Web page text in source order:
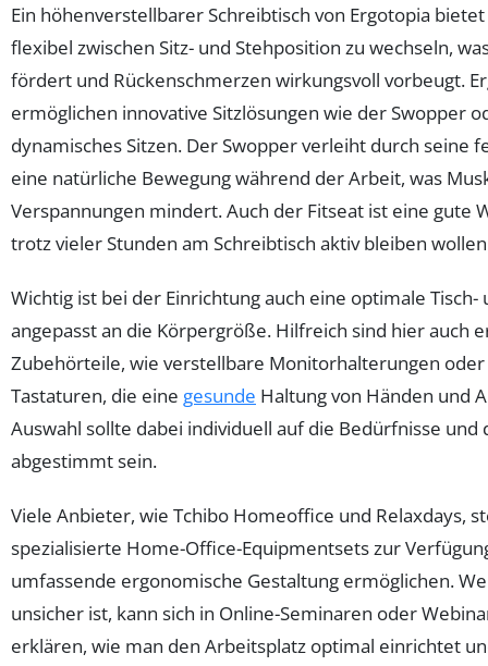
Ein höhenverstellbarer Schreibtisch von Ergotopia
flexibel zwischen Sitz- und Stehposition zu wechseln,
fördert und Rückenschmerzen wirkungsvoll vorbeugt.
ermöglichen innovative Sitzlösungen wie der Swopper
dynamisches Sitzen. Der Swopper verleiht durch seine
eine natürliche Bewegung während der Arbeit, was
Verspannungen mindert. Auch der Fitseat ist eine gute
trotz vieler Stunden am Schreibtisch aktiv bleiben
Wichtig ist bei der Einrichtung auch eine optimale
angepasst an die Körpergröße. Hilfreich sind hier auch
Zubehörteile, wie verstellbare Monitorhalterungen
Tastaturen, die eine gesunde Haltung von Händen und
Auswahl sollte dabei individuell auf die Bedürfnisse und
abgestimmt sein.
Viele Anbieter, wie Tchibo Homeoffice und Relaxdays,
spezialisierte Home-Office-Equipmentsets zur
umfassende ergonomische Gestaltung ermöglichen.
unsicher ist, kann sich in Online-Seminaren oder
erklären, wie man den Arbeitsplatz optimal einrichtet